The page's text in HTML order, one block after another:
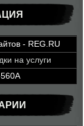
- REG.RU
на услуги